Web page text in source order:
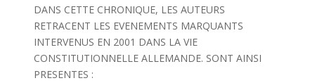
DANS CETTE CHRONIQUE, LES AUTEURS
RETRACENT LES EVENEMENTS MARQUANTS
INTERVENUS EN 2001 DANS LA VIE
CONSTITUTIONNELLE ALLEMANDE. SONT AINSI
PRESENTES :